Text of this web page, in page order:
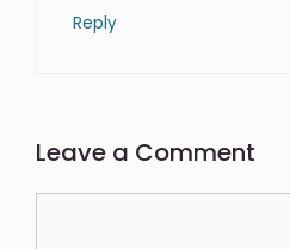
Reply
Leave a Comment